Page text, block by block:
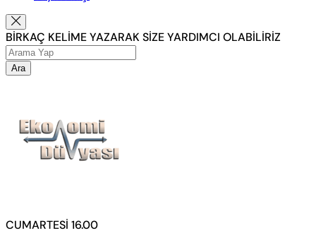
BİRKAÇ KELİME YAZARAK SİZE YARDIMCI OLABİLİRİZ
Ara
CUMARTESİ 16.00